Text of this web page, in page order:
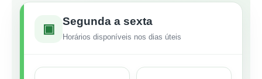
▣
Segunda a sexta
Horários disponíveis nos dias úteis